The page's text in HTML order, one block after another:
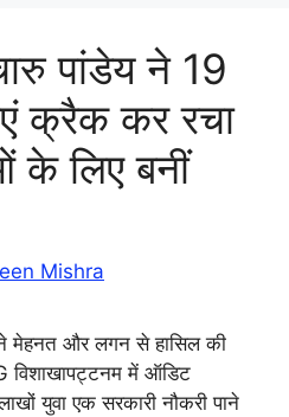
पांडेय ने 19
क्रैक कर रचा
के लिए बनीं
Mishra
ने मेहनत और लगन से हासिल की
विशाखापट्टनम में ऑडिट
युवा एक सरकारी नौकरी पाने